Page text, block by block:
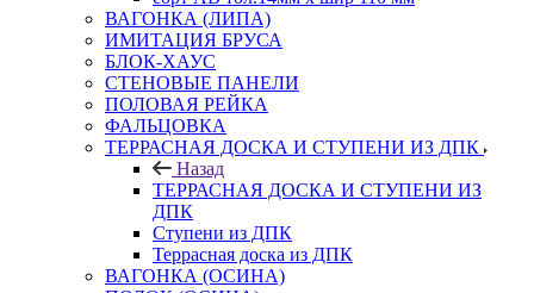
ВАГОНКА (ЛИПА)
ИМИТАЦИЯ БРУСА
БЛОК-ХАУС
СТЕНОВЫЕ ПАНЕЛИ
ПОЛОВАЯ РЕЙКА
ФАЛЬЦОВКА
ТЕРРАСНАЯ ДОСКА И СТУПЕНИ ИЗ ДПК
Назад
ТЕРРАСНАЯ ДОСКА И СТУПЕНИ ИЗ
ДПК
Ступени из ДПК
Террасная доска из ДПК
ВАГОНКА (ОСИНА)